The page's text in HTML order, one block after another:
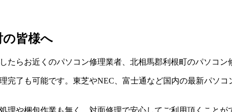
皆様へ
らお近くのパソコン修理業者、北相馬郡利根町のパソコン
完了も可能です。東芝やNEC、富士通など国内の最新パソ
や梱包作業も無く、対面修理で安心してご利用頂くことが